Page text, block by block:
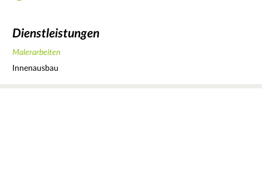
Dienstleistungen
Malerarbeiten
Innenausbau